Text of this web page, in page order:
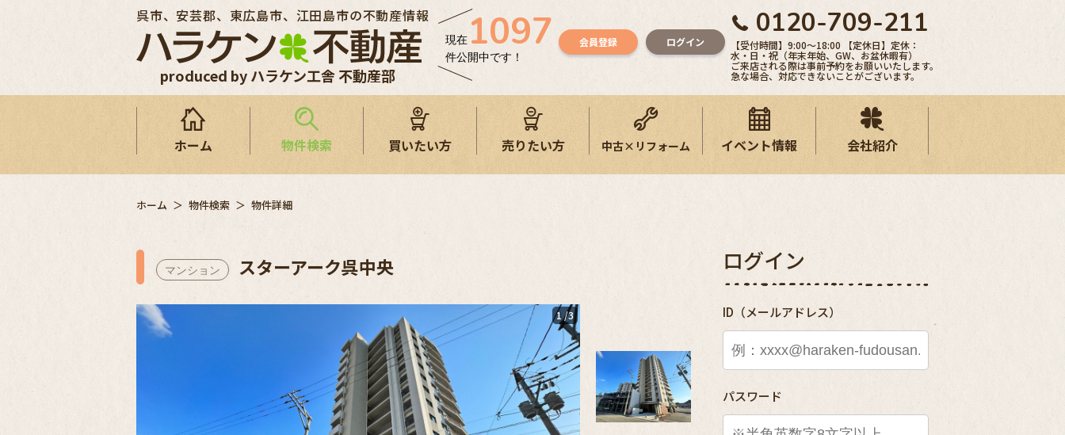
produced by ハラケン工舎 不動産部
呉市、安芸郡、東広島市、江田島市の不動産情報
現在 1097
件公開中です！
会員登録 ログイン
0120-709-211
【受付時間】9:00〜18:00 【定休日】定休：
水・日・祝（年末年始、GW、お盆休暇有）
ご来店される際は事前予約をお願いいたします。
急な場合、対応できないことがございます。
ホーム 物件検索 買いたい方 売りたい方 中古×リフォーム イベント情報 会社紹介
ホーム 物件検索 物件詳細
マンション スターアーク呉中央
1/3
ログイン
ID（メールアドレス）
パスワード